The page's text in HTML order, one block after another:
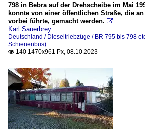
798 in Bebra auf der Drehscheibe im Mai
konnte von einer öffentlichen Straße, die
vorbei führte, gemacht werden. 
Karl Sauerbrey
Deutschland / Dieseltriebzüge / BR 795 bis 798
Schienenbus)
 140 1470x961 Px, 08.10.2023